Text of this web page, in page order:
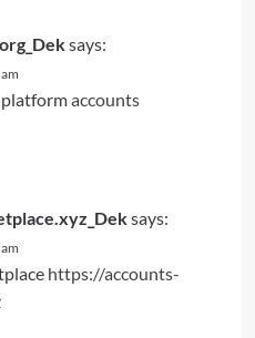
says:
accounts
says:
https://accounts-